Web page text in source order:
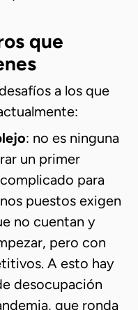
que
a los que
: no es ninguna
un primer
para
puestos exigen
no cuentan y
pero con
A esto hay
desocupación
que ronda